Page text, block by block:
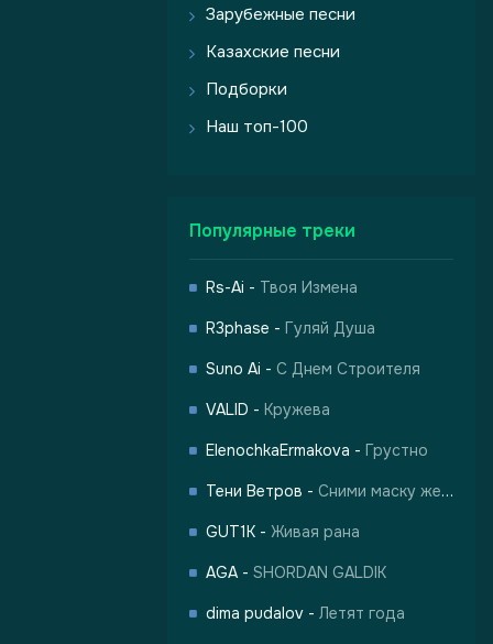
Зарубежные песни
Казахские песни
Подборки
Наш топ-100
Популярные треки
Rs-Ai - Твоя Измена
R3phase - Гуляй Душа
Suno Ai - С Днем Строителя
VALID - Кружева
ElenochkaErmakova - Грустно
Тени Ветров - Сними маску жертвы
GUT1K - Живая рана
AGA - SHORDAN GALDIK
dima pudalov - Летят года